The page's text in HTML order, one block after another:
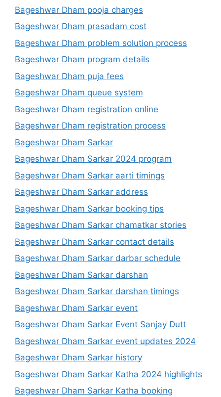
Bageshwar Dham pooja charges
Bageshwar Dham prasadam cost
Bageshwar Dham problem solution process
Bageshwar Dham program details
Bageshwar Dham puja fees
Bageshwar Dham queue system
Bageshwar Dham registration online
Bageshwar Dham registration process
Bageshwar Dham Sarkar
Bageshwar Dham Sarkar 2024 program
Bageshwar Dham Sarkar aarti timings
Bageshwar Dham Sarkar address
Bageshwar Dham Sarkar booking tips
Bageshwar Dham Sarkar chamatkar stories
Bageshwar Dham Sarkar contact details
Bageshwar Dham Sarkar darbar schedule
Bageshwar Dham Sarkar darshan
Bageshwar Dham Sarkar darshan timings
Bageshwar Dham Sarkar event
Bageshwar Dham Sarkar Event Sanjay Dutt
Bageshwar Dham Sarkar event updates 2024
Bageshwar Dham Sarkar history
Bageshwar Dham Sarkar Katha 2024 highlights
Bageshwar Dham Sarkar Katha booking